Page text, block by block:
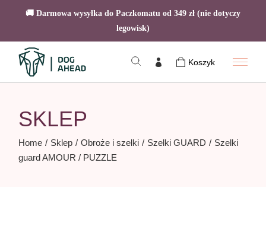
🚚 Darmowa wysyłka do Paczkomatu od 349 zł (nie dotyczy
legowisk)
content
Koszyk
SKLEP
Home Sklep Obroże i szelki Szelki GUARD
Szelki
guard AMOUR / PUZZLE